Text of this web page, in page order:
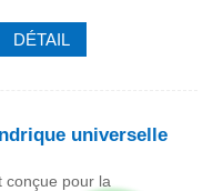
DÉTAIL
universelle
conçue pour la